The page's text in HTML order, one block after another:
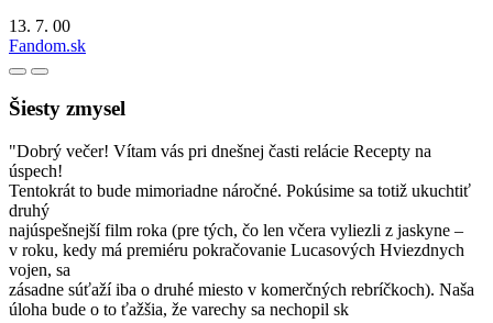
13. 7. 00
Fandom.sk
Šiesty zmysel
"Dobrý večer! Vítam vás pri dnešnej časti relácie Recepty na
úspech!
Tentokrát to bude mimoriadne náročné. Pokúsime sa totiž ukuchtiť
druhý
najúspešnejší film roka (pre tých, čo len včera vyliezli z jaskyne –
v roku, kedy má premiéru pokračovanie Lucasových Hviezdnych
vojen, sa
zásadne súťaží iba o druhé miesto v komerčných rebríčkoch). Naša
úloha bude o to ťažšia, že varechy sa nechopil sk